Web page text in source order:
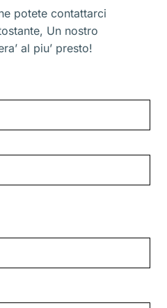
potete contattarci
Un nostro
al piu’ presto!